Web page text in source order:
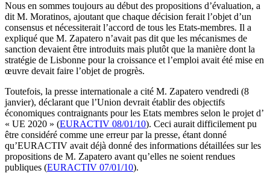
Nous en sommes toujours au début des propositions d’évaluation, a
dit M. Moratinos, ajoutant que chaque décision ferait l’objet d’un
consensus et nécessiterait l’accord de tous les Etats-membres. Il a
expliqué que M. Zapatero n’avait pas dit que les mécanismes de
sanction devaient être introduits mais plutôt que la manière dont la
stratégie de Lisbonne pour la croissance et l’emploi avait été mise en
œuvre devait faire l’objet de progrès.
Toutefois, la presse internationale a cité M. Zapatero vendredi (8
janvier), déclarant que l’Union devrait établir des objectifs
économiques contraignants pour les Etats membres selon le projet d’
« UE 2020 » (EURACTIV 08/01/10). Ceci aurait difficilement pu
être considéré comme une erreur par la presse, étant donné
qu’EURACTIV avait déjà donné des informations détaillées sur les
propositions de M. Zapatero avant qu’elles ne soient rendues
publiques (EURACTIV 07/01/10).